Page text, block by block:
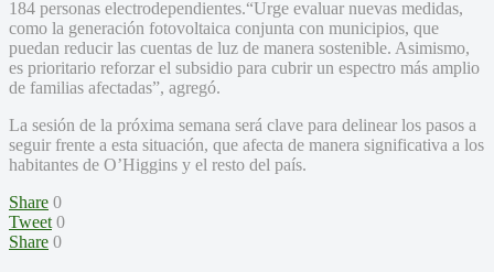
184 personas electrodependientes.“Urge evaluar nuevas medidas,
como la generación fotovoltaica conjunta con municipios, que
puedan reducir las cuentas de luz de manera sostenible. Asimismo,
es prioritario reforzar el subsidio para cubrir un espectro más amplio
de familias afectadas”, agregó.
La sesión de la próxima semana será clave para delinear los pasos a
seguir frente a esta situación, que afecta de manera significativa a los
habitantes de O’Higgins y el resto del país.
Share 0
Tweet 0
Share 0